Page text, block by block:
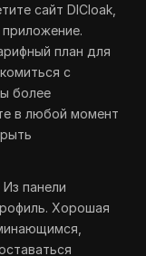
сайт DICloak,
план для
с
более
в любой момент
Из панели
Хорошая